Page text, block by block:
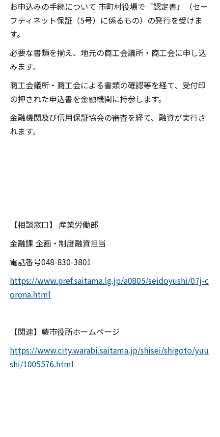
お申込みの手続について 市町村役場で『認定書』（セー
フティネット保証（5号）に係るもの）の発行を受けま
す。
必要な書類を揃え、地元の商工会議所・商工会に申し込
みます。
商工会議所・商工会による書類の確認等を経て、受付印
の押された申込書を金融機関に持参します。
金融機関及び信用保証協会の審査を経て、融資が実行さ
れます。
【相談窓口】 産業労働部
金融課 企画・制度融資担当
電話番号048-830-3801
https://www.pref.saitama.lg.jp/a0805/seidoyushi/07j-c
orona.html
【関連】蕨市役所ホームページ
https://www.city.warabi.saitama.jp/shisei/shigoto/yuu
shi/1005576.html